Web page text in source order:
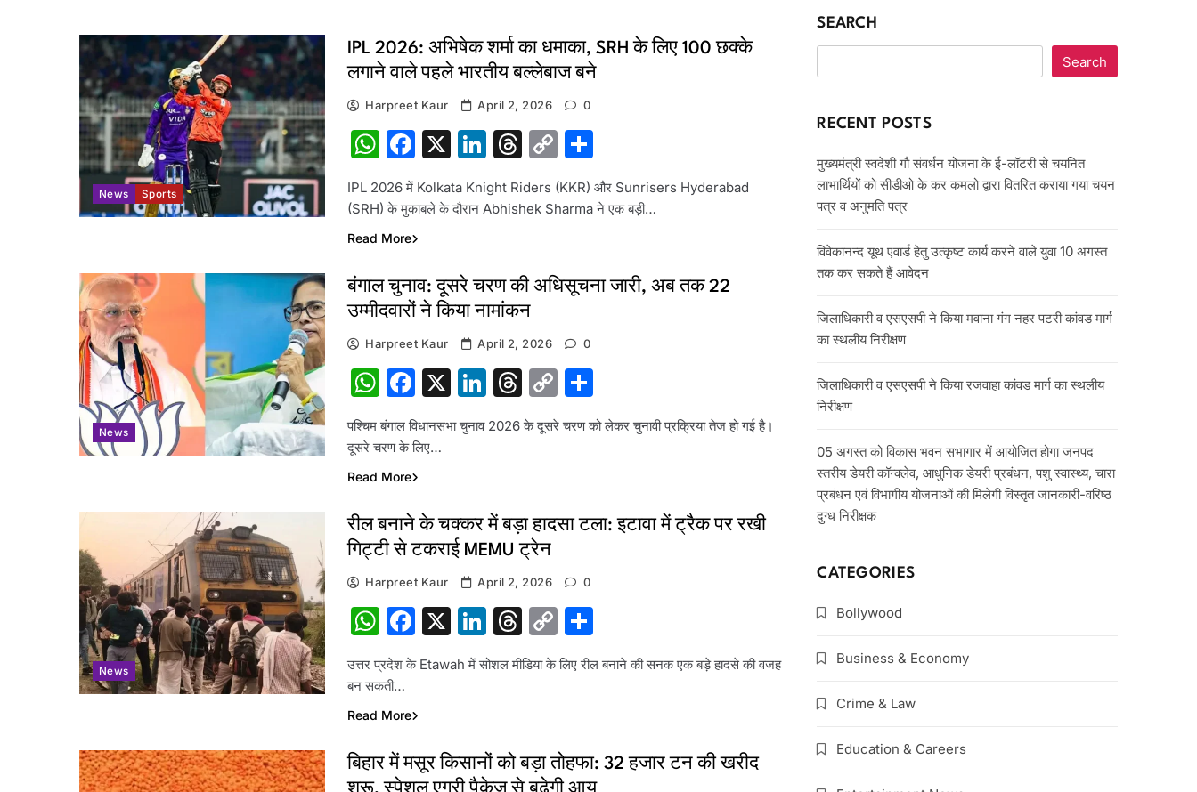
News Sports
IPL 2026: अभिषेक शर्मा का धमाका, SRH के लिए 100 छक्के
लगाने वाले पहले भारतीय बल्लेबाज बने
Harpreet Kaur April 2, 2026 0
WhatsApp
Facebook
X LinkedIn
Threads
Copy
Link
Share
IPL 2026 में Kolkata Knight Riders (KKR) और Sunrisers Hyderabad
(SRH) के मुकाबले के दौरान Abhishek Sharma ने एक बड़ी…
Read More
News
बंगाल चुनाव: दूसरे चरण की अधिसूचना जारी, अब तक 22
उम्मीदवारों ने किया नामांकन
Harpreet Kaur April 2, 2026 0
WhatsApp
Facebook
X LinkedIn
Threads
Copy
Link
Share
पश्चिम बंगाल विधानसभा चुनाव 2026 के दूसरे चरण को लेकर चुनावी प्रक्रिया तेज हो गई है।
दूसरे चरण के लिए…
Read More
News
रील बनाने के चक्कर में बड़ा हादसा टला: इटावा में ट्रैक पर रखी
गिट्टी से टकराई MEMU ट्रेन
Harpreet Kaur April 2, 2026 0
WhatsApp
Facebook
X LinkedIn
Threads
Copy
Link
Share
उत्तर प्रदेश के Etawah में सोशल मीडिया के लिए रील बनाने की सनक एक बड़े हादसे की वजह
बन सकती…
Read More
बिहार में मसूर किसानों को बड़ा तोहफा: 32 हजार टन की खरीद
SEARCH
Search
RECENT POSTS
मुख्यमंत्री स्वदेशी गौ संवर्धन योजना के ई-लॉटरी से चयनित
लाभार्थियों को सीडीओ के कर कमलो द्वारा वितरित कराया गया चयन
पत्र व अनुमति पत्र
विवेकानन्द यूथ एवार्ड हेतु उत्कृष्ट कार्य करने वाले युवा 10 अगस्त
तक कर सकते हैं आवेदन
जिलाधिकारी व एसएसपी ने किया मवाना गंग नहर पटरी कांवड मार्ग
का स्थलीय निरीक्षण
जिलाधिकारी व एसएसपी ने किया रजवाहा कांवड मार्ग का स्थलीय
निरीक्षण
05 अगस्त को विकास भवन सभागार में आयोजित होगा जनपद
स्तरीय डेयरी कॉन्क्लेव, आधुनिक डेयरी प्रबंधन, पशु स्वास्थ्य, चारा
प्रबंधन एवं विभागीय योजनाओं की मिलेगी विस्तृत जानकारी-वरिष्ठ
दुग्ध निरीक्षक
CATEGORIES
Bollywood
Business & Economy
Crime & Law
Education & Careers